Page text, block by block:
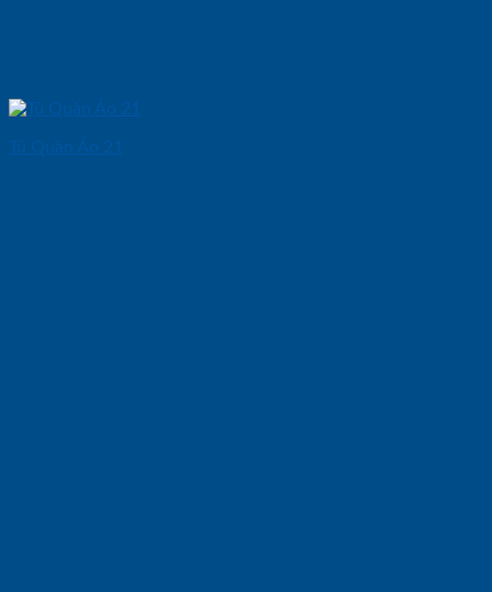
Tủ Quần Áo 21